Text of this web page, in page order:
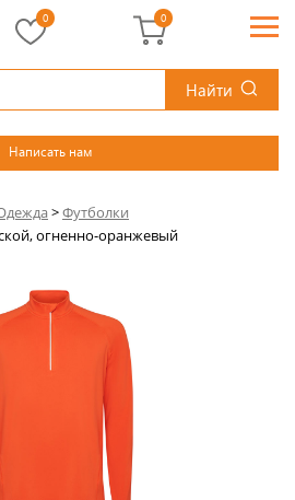
Найти
Написать нам
0 0
>Футболки
огненно-оранжевый